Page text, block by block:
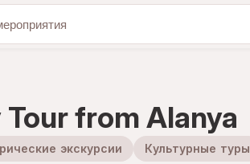
себя вместе с нами
from Alanya
экскурсии Культурные туры